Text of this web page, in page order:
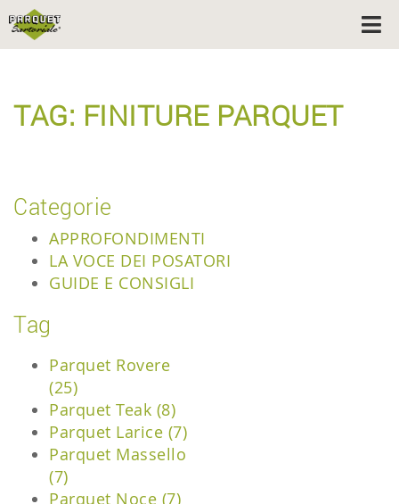
TAG: FINITURE PARQUET
Categorie
APPROFONDIMENTI
LA VOCE DEI POSATORI
GUIDE E CONSIGLI
Tag
Parquet Rovere
(25)
Parquet Teak (8)
Parquet Larice (7)
Parquet Massello
(7)
Parquet Noce (7)